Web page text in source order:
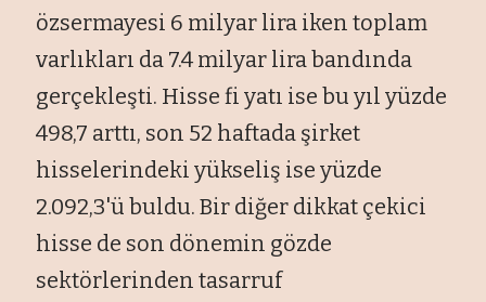
özsermayesi 6 milyar lira iken toplam
varlıkları da 7.4 milyar lira bandında
gerçekleşti. Hisse fi yatı ise bu yıl yüzde
498,7 arttı, son 52 haftada şirket
hisselerindeki yükseliş ise yüzde
2.092,3'ü buldu. Bir diğer dikkat çekici
hisse de son dönemin gözde
sektörlerinden tasarruf